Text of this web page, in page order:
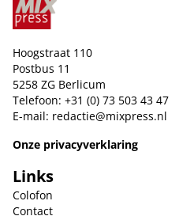
Hoogstraat 110
Postbus 11
5258 ZG Berlicum
Telefoon: +31 (0) 73 503 43 47
E-mail: redactie@mixpress.nl
Onze privacyverklaring
Links
Colofon
Contact